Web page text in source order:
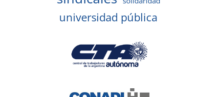
universidad pública